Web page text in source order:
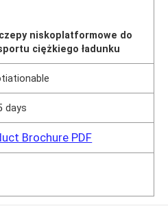
niskoplatformowe do
ciężkiego ładunku
days
Brochure PDF